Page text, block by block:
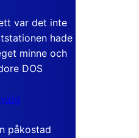
var det inte
hade
minne och
DOS
påkostad